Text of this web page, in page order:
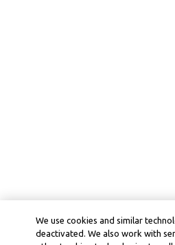
We use cookies and similar
deactivated. We also work with